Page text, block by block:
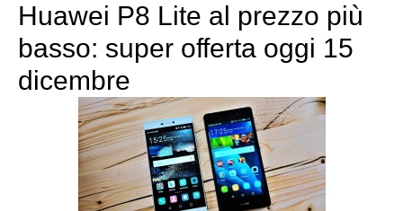
Huawei P8 Lite al prezzo più
basso: super offerta oggi 15
dicembre